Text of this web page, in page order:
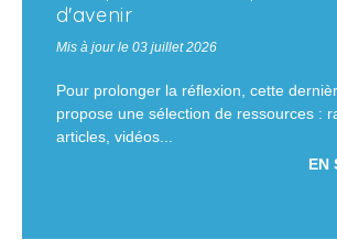
d'avenir
Mis à jour le 03 juillet 2026
Pour prolonger la réflexion, cette
propose une sélection de ressources :
articles, vidéos...
EN